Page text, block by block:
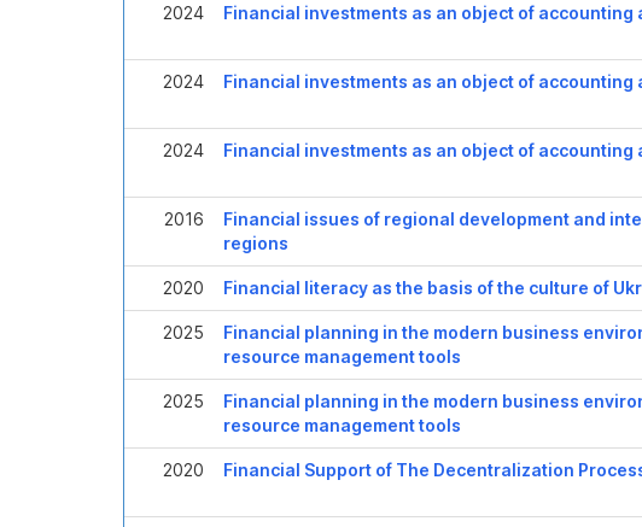
2024 Financial investments as an object of accounting
2024 Financial investments as an object of accounting
2024 Financial investments as an object of accounting
2016
Financial issues of regional development and
regions
2020 Financial literacy as the basis of the culture of
2025
Financial planning in the modern business
resource management tools
2025
Financial planning in the modern business
resource management tools
2020 Financial Support of The Decentralization